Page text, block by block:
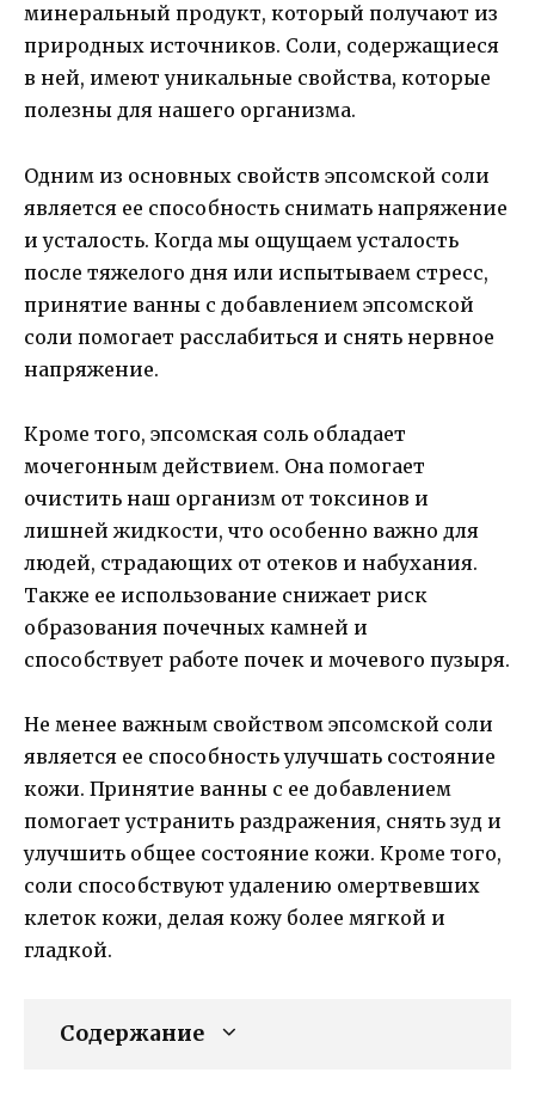
минеральный продукт, который получают из
природных источников. Соли, содержащиеся
в ней, имеют уникальные свойства, которые
полезны для нашего организма.
Одним из основных свойств эпсомской соли
является ее способность снимать напряжение
и усталость. Когда мы ощущаем усталость
после тяжелого дня или испытываем стресс,
принятие ванны с добавлением эпсомской
соли помогает расслабиться и снять нервное
напряжение.
Кроме того, эпсомская соль обладает
мочегонным действием. Она помогает
очистить наш организм от токсинов и
лишней жидкости, что особенно важно для
людей, страдающих от отеков и набухания.
Также ее использование снижает риск
образования почечных камней и
способствует работе почек и мочевого пузыря.
Не менее важным свойством эпсомской соли
является ее способность улучшать состояние
кожи. Принятие ванны с ее добавлением
помогает устранить раздражения, снять зуд и
улучшить общее состояние кожи. Кроме того,
соли способствуют удалению омертвевших
клеток кожи, делая кожу более мягкой и
гладкой.
Содержание